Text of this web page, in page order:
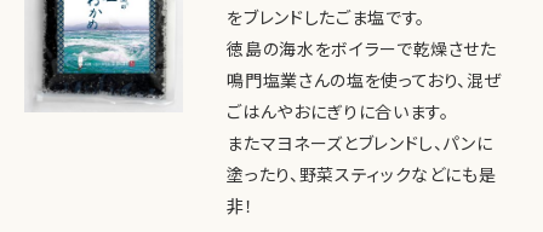
をブレンドしたごま塩です。
徳島の海水をボイラーで乾燥させた
鳴門塩業さんの塩を使っており、混ぜ
ごはんやおにぎりに合います。
またマヨネーズとブレンドし、パンに
塗ったり、野菜スティックなどにも是
非！